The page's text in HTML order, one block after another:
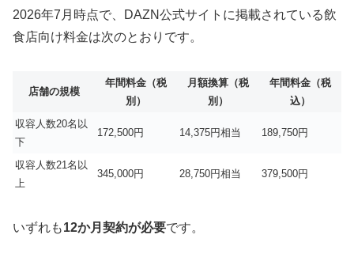
2026年7月時点で、DAZN公式サイトに掲載されている飲
食店向け料金は次のとおりです。
店舗の規模
年間料金（税
別）
月額換算（税
別）
年間料金（税
込）
収容人数20名以
下
172,500円 14,375円相当 189,750円
収容人数21名以
上
345,000円 28,750円相当 379,500円
いずれも12か月契約が必要です。